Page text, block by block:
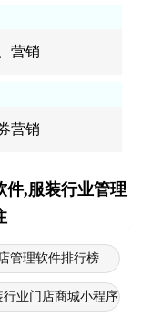
营销
营销
件,服装行业管理
管理软件排行榜
行业门店商城小程序